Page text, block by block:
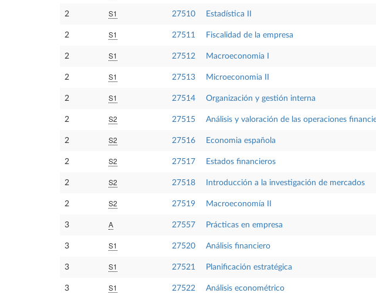
2 S1 27510 Estadística II
2 S1 27511 Fiscalidad de la empresa
2 S1 27512 Macroeconomia I
2 S1 27513 Microeconomia II
2 S1 27514 Organización y gestión interna
2 S2 27515 Análisis y valoración de las operaciones
2 S2 27516 Economia española
2 S2 27517 Estados financieros
2 S2 27518 Introducción a la investigación de mercados
2 S2 27519 Macroeconomía II
3 A 27557 Prácticas en empresa
3 S1 27520 Análisis financiero
3 S1 27521 Planificación estratégica
3 S1 27522 Análisis econométrico